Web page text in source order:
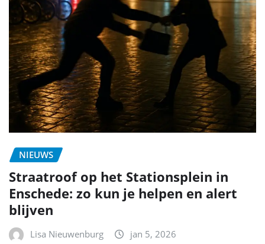
NIEUWS
Straatroof op het Stationsplein in
Enschede: zo kun je helpen en alert
blijven
Lisa Nieuwenburg jan 5, 2026